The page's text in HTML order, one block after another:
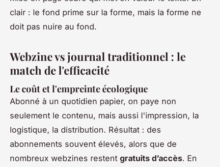
clair : le fond prime sur la forme, mais la forme ne
doit pas nuire au fond.
Webzine vs journal traditionnel : le
match de l'efficacité
Le coût et l'empreinte écologique
Abonné à un quotidien papier, on paye non
seulement le contenu, mais aussi l'impression, la
logistique, la distribution. Résultat : des
abonnements souvent élevés, alors que de
nombreux webzines restent gratuits d’accès. En